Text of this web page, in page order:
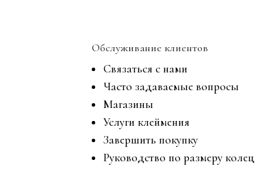
Обслуживание клиентов
Связаться с нами
Часто задаваемые вопросы
Магазины
Услуги клеймения
Завершить покупку
Руководство по размеру колец